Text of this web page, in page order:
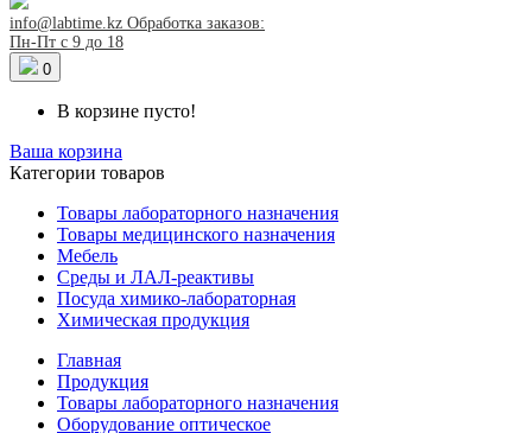
info@labtime.kz Обработка заказов:
Пн-Пт с 9 до 18
0
В корзине пусто!
Ваша корзина
Категории товаров
Товары лабораторного назначения
Товары медицинского назначения
Мебель
Среды и ЛАЛ-реактивы
Посуда химико-лабораторная
Химическая продукция
Главная
Продукция
Товары лабораторного назначения
Оборудование оптическое